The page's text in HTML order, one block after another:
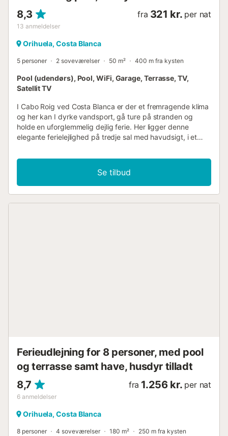
8,3
13 anmeldelser
fra 321 kr. per nat
Orihuela, Costa Blanca
5 personer 2 soveværelser 50 m² 400 m fra kysten
Pool (udendørs), Pool, WiFi, Garage, Terrasse, TV,
Satellit TV
I Cabo Roig ved Costa Blanca er der et fremragende klima
og her kan I dyrke vandsport, gå ture på stranden og
holde en uforglemmelig dejlig ferie. Her ligger denne
elegante ferielejlighed på tredje sal med havudsigt, i et
faconklippede smukke træer. Her kan I holde ferie uanset
årstid for lejligheden er helårsisoleret og har elvarme –
hvorfor ikke stikke af fra Danmark og ned i et mere
behageligt klima, når januar er mørkest? Lejligheden ligger
Se tilbud
Ferieudlejning for 8 personer, med pool
og terrasse samt have, husdyr tilladt
8,7
6 anmeldelser
fra 1.256 kr. per nat
Orihuela, Costa Blanca
8 personer 4 soveværelser 180 m² 250 m fra kysten